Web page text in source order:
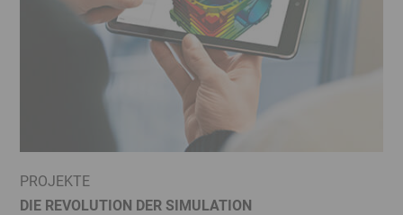
PROJEKTE
DIE REVOLUTION DER SIMULATION